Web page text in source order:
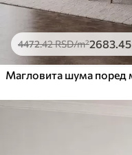
4472.42RSD/m²2683.45